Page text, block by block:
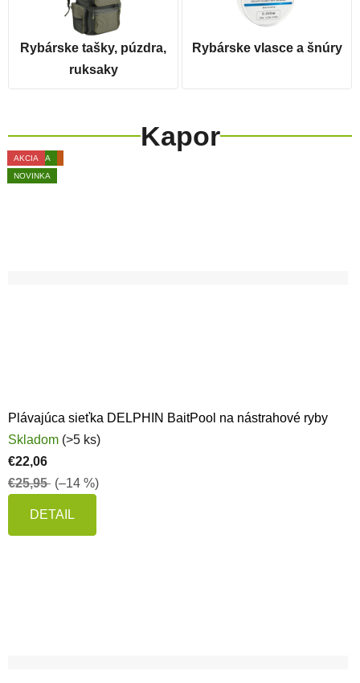
Rybárske tašky, púzdra,
ruksaky
Rybárske vlasce a šnúry
Kapor
AKCIA
Plávajúca sieťka DELPHIN BaitPool na nástrahové ryby
Skladom (>5 ks)
€22,06
€25,95 (–14 %)
DETAIL
VÝPREDAJ
NOVINKA
AKCIA
VÝPREDAJ
NOVINKA
AKCIA
NOVINKA